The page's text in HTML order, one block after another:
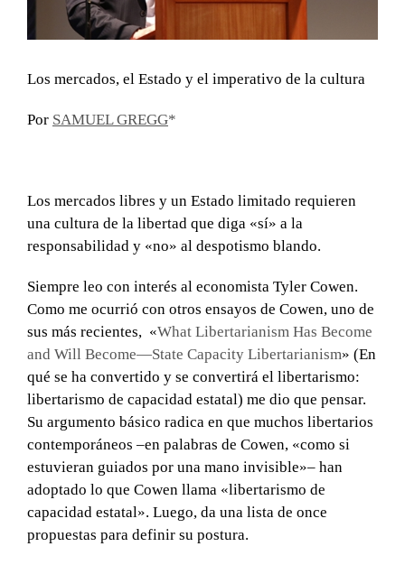
Los mercados, el Estado y el imperativo de la cultura
Por SAMUEL GREGG*
Los mercados libres y un Estado limitado requieren
una cultura de la libertad que diga «sí» a la
responsabilidad y «no» al despotismo blando.
Siempre leo con interés al economista Tyler Cowen.
Como me ocurrió con otros ensayos de Cowen, uno de
sus más recientes, «What Libertarianism Has Become
and Will Become—State Capacity Libertarianism» (En
qué se ha convertido y se convertirá el libertarismo:
libertarismo de capacidad estatal) me dio que pensar.
Su argumento básico radica en que muchos libertarios
contemporáneos –en palabras de Cowen, «como si
estuvieran guiados por una mano invisible»– han
adoptado lo que Cowen llama «libertarismo de
capacidad estatal». Luego, da una lista de once
propuestas para definir su postura.